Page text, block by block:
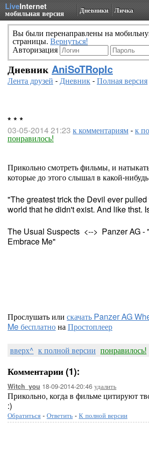
LiveInternet
мобильная версия Дневники Личка
Вы были перенаправлены на
страницы. Вернуться!
Авторизация
Дневник AniSoTRopIc
Лента друзей -Дневник-Полная версия
* * *
03-05-2014 21:23 к комментариям-к
понравилось!
Прикольно смотреть фильмы, и
которые до этого слышал в какой-
"The greatest trick the Devil ever
world that he didn't exist. And like thst.
The Usual Suspects <--> Panzer AG -
Embrace Me"
Прослушать или скачать Panzer AG
Me бесплатнонаПростоплеер
вверх^ к полной версии понравилось!
Комментарии (1):
Witch_you 18-09-2014-20:46 удалить
Прикольно, когда в фильме цитируют
:)
Обратиться - Ответить - К полной версии